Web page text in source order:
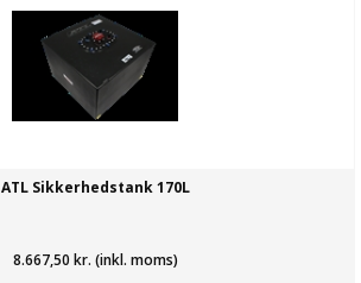
ATL Sikkerhedstank 170L
8.667,50 kr. (inkl. moms)